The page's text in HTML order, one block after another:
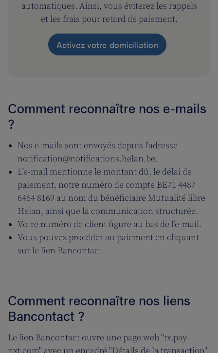
automatiques. Ainsi, vous éviterez les rappels
et les frais pour retard de paiement.
Activez votre domiciliation
Comment reconnaître nos e-mails
?
Nos e-mails sont envoyés depuis l’adresse
notification@notifications.helan.be.
L’e-mail mentionne le montant dû, le délai de
paiement, notre numéro de compte BE71 4487
6464 8169 au nom du bénéficiaire Mutualité libre
Helan, ainsi que la communication structurée.
Votre numéro de client figure au bas de l’e-mail.
Vous pouvez procéder au paiement en cliquant
sur le lien Bancontact.
Comment reconnaître nos liens
Bancontact ?
Le lien Bancontact ouvre une page web "tx.pay-